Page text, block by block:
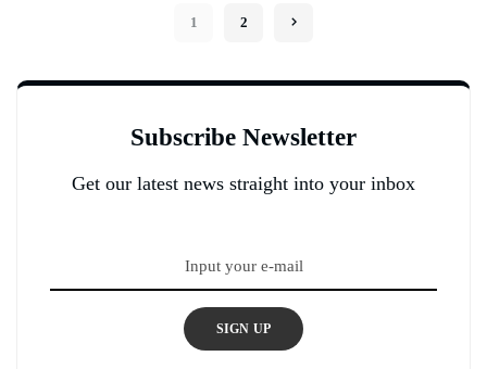
1 2
Subscribe Newsletter
Get our latest news straight into your inbox
SIGN UP